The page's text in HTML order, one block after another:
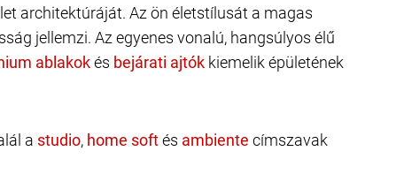
architektúráját. Az ön életstílusát a magas
jellemzi. Az egyenes vonalú, hangsúlyos élű
és
kiemelik épületének
a , és
címszavak